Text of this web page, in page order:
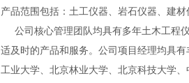
产品范围包括：土工仪器、岩石仪器、建
公司核心管理团队均具有多年土木工程
适及时的产品和服务。公司项目经理均具
工业大学、北京林业大学、北京科技大学